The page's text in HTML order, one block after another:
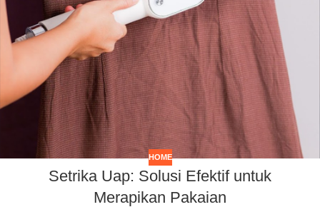
HOME
Setrika Uap: Solusi Efektif untuk
Merapikan Pakaian